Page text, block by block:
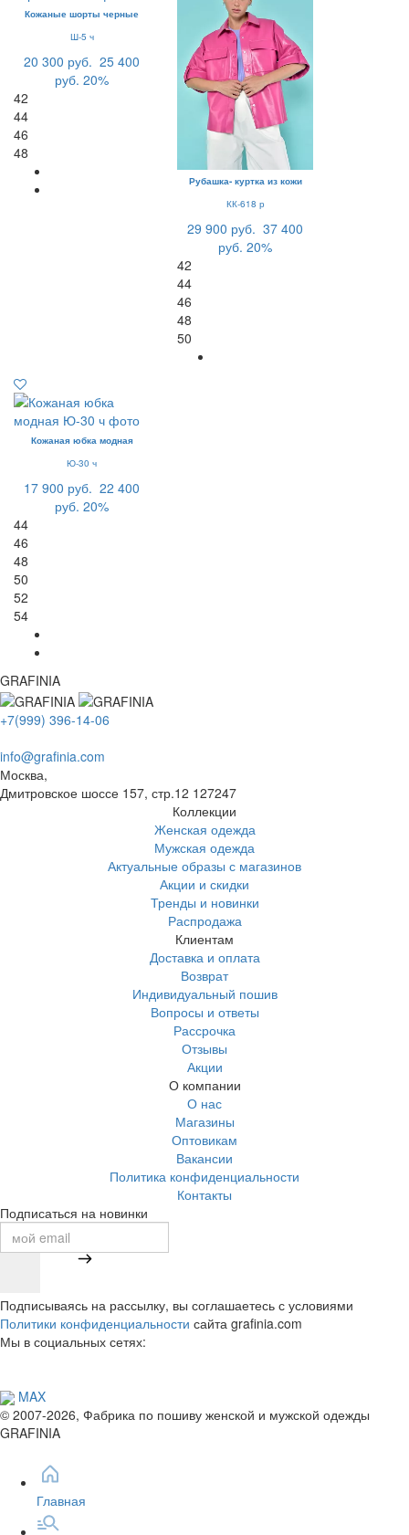
Кожаные шорты черные
Ш-5 ч
20 300 руб. 25 400
руб. 20%
42
44
46
48
Рубашка- куртка из кожи
КК-618 р
29 900 руб. 37 400
руб. 20%
42
44
46
48
50
Кожаная юбка модная
Ю-30 ч
17 900 руб. 22 400
руб. 20%
44
46
48
50
52
54
GRAFINIA
+7(999) 396-14-06
info@grafinia.com
Москва,
Дмитровское шоссе 157, стр.12 127247
Коллекции
Женская одежда
Мужская одежда
Актуальные образы с магазинов
Акции и скидки
Тренды и новинки
Распродажа
Клиентам
Доставка и оплата
Возврат
Индивидуальный пошив
Вопросы и ответы
Рассрочка
Отзывы
Акции
О компании
О нас
Магазины
Оптовикам
Вакансии
Политика конфиденциальности
Контакты
Подписаться на новинки
Подписываясь на рассылку, вы соглашаетесь с условиями
Политики конфиденциальности сайта grafinia.com
Мы в социальных сетях:
MAX
© 2007-2026, Фабрика по пошиву женской и мужской одежды
GRAFINIA
Главная